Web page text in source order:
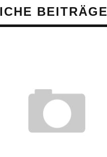
BEITRÄGE